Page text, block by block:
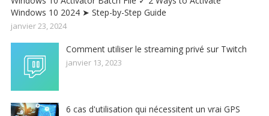
Windows 10 2024 ➤ Step-by-Step Guide
janvier 23, 2024
Comment utiliser le streaming privé sur Twitch
janvier 13, 2023
6 cas d'utilisation qui nécessitent un vrai GPS